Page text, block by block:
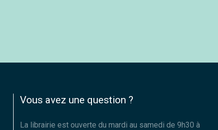
Vous avez une question ?
La librairie est ouverte du mardi au samedi de 9h30 à